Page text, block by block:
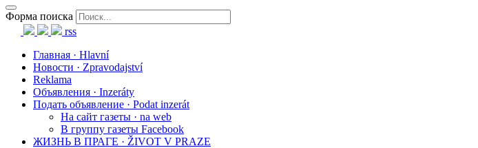
Форма поиска
rss
Главная · Hlavní
Новости · Zpravodajství
Reklama
Объявления · Inzeráty
Подать объявление · Podat inzerát
На сайт газеты · na web
В группу газеты Facebook
ЖИЗНЬ В ПРАГЕ · ŽIVOT V PRAZE